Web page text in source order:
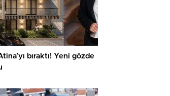
bıraktı! Yeni gözde